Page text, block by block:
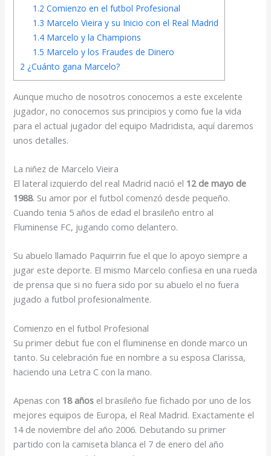
1.2 Comienzo en el futbol Profesional
1.3 Marcelo Vieira y su Inicio con el Real Madrid
1.4 Marcelo y la Champions
1.5 Marcelo y los Fraudes de Dinero
2 ¿Cuánto gana Marcelo?
Aunque mucho de nosotros conocemos a este excelente
jugador, no conocemos sus principios y como fue la vida
para el actual jugador del equipo Madridista, aquí daremos
unos detalles.
La niñez de Marcelo Vieira
El lateral izquierdo del real Madrid nació el 12 de mayo de
1988. Su amor por el futbol comenzó desde pequeño.
Cuando tenia 5 años de edad el brasileño entro al
Fluminense FC, jugando como delantero.
Su abuelo llamado Paquirrin fue el que lo apoyo siempre a
jugar este deporte. El mismo Marcelo confiesa en una rueda
de prensa que si no fuera sido por su abuelo el no fuera
jugado a futbol profesionalmente.
Comienzo en el futbol Profesional
Su primer debut fue con el fluminense en donde marco un
tanto. Su celebración fue en nombre a su esposa Clarissa,
haciendo una Letra C con la mano.
Apenas con 18 años el brasileño fue fichado por uno de los
mejores equipos de Europa, el Real Madrid. Exactamente el
14 de noviembre del año 2006. Debutando su primer
partido con la camiseta blanca el 7 de enero del año